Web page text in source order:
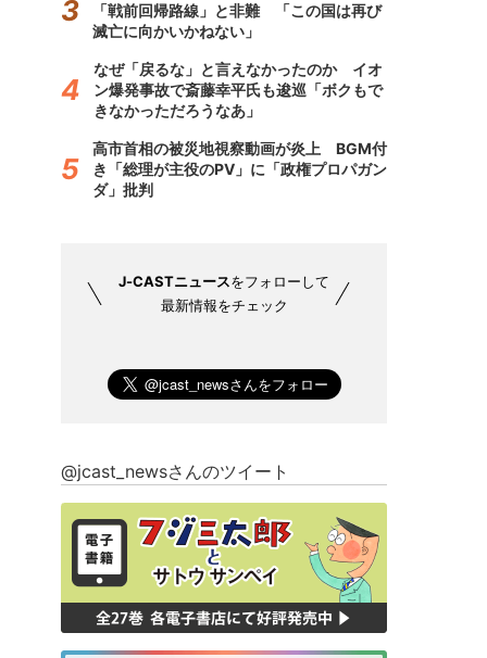
「戦前回帰路線」と非難 「この国は再び
滅亡に向かいかねない」
なぜ「戻るな」と言えなかったのか イオ
ン爆発事故で斎藤幸平氏も逡巡「ボクもで
きなかっただろうなあ」
高市首相の被災地視察動画が炎上 BGM付
き「総理が主役のPV」に「政権プロパガン
ダ」批判
J-CASTニュースをフォローして
最新情報をチェック
@jcast_newsさんのツイート